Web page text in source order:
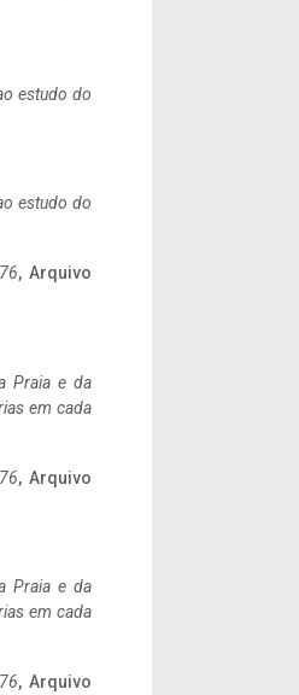
estudo do
estudo do
, Arquivo
Praia e da
em cada
, Arquivo
Praia e da
em cada
, Arquivo